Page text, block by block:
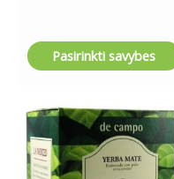
Pasirinkti savybes